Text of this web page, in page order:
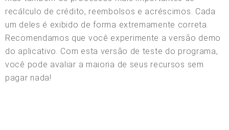
recálculo de crédito, reembolsos e acréscimos. Cada
um deles é exibido de forma extremamente correta.
Recomendamos que você experimente a versão demo
do aplicativo. Com esta versão de teste do programa,
você pode avaliar a maioria de seus recursos sem
pagar nada!